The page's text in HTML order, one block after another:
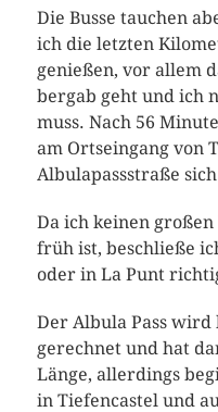
Die Busse tauchen
ich die letzten
genießen, vor allem
bergab geht und ich
muss. Nach 56
am Ortseingang von
Albulapassstraße
Da ich keinen
früh ist, beschließe
oder in La Punt
Der Albula Pass
gerechnet und hat
Länge, allerdings
in Tiefencastel und